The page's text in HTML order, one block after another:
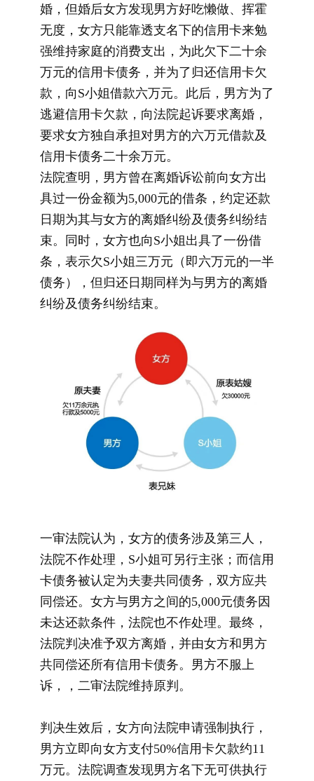
婚，但婚后女方发现男方好吃懒做、挥霍
无度，女方只能靠透支名下的信用卡来勉
强维持家庭的消费支出，为此欠下二十余
万元的信用卡债务，并为了归还信用卡欠
款，向S小姐借款六万元。此后，男方为了
逃避信用卡欠款，向法院起诉要求离婚，
要求女方独自承担对男方的六万元借款及
信用卡债务二十余万元。
法院查明，男方曾在离婚诉讼前向女方出
具过一份金额为5,000元的借条，约定还款
日期为其与女方的离婚纠纷及债务纠纷结
束。同时，女方也向S小姐出具了一份借
条，表示欠S小姐三万元（即六万元的一半
债务），但归还日期同样为与男方的离婚
纠纷及债务纠纷结束。
一审法院认为，女方的债务涉及第三人，
法院不作处理，S小姐可另行主张；而信用
卡债务被认定为夫妻共同债务，双方应共
同偿还。女方与男方之间的5,000元债务因
未达还款条件，法院也不作处理。最终，
法院判决准予双方离婚，并由女方和男方
共同偿还所有信用卡债务。男方不服上
诉，，二审法院维持原判。
判决生效后，女方向法院申请强制执行，
男方立即向女方支付50%信用卡欠款约11
万元。法院调查发现男方名下无可供执行